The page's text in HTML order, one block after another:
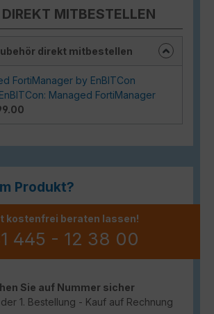
MITBESTELLEN
direkt mitbestellen
FortiManager by EnBITCon
Managed FortiManager
Produkt?
kostenfrei beraten lassen!
445 - 12 38 00
Sie auf Nummer sicher
1. Bestellung - Kauf auf Rechnung